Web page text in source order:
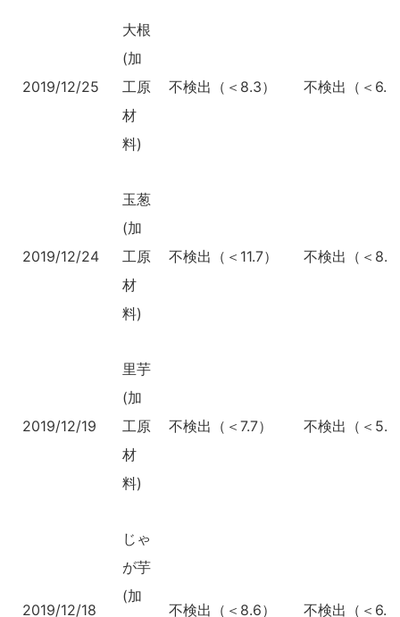
2019/12/25
大根
(加
工原
材
料)
不検出（＜8.3） 不検出（＜6.1
2019/12/24
玉葱
(加
工原
材
料)
不検出（＜11.7） 不検出（＜8.6
2019/12/19
里芋
(加
工原
材
料)
不検出（＜7.7） 不検出（＜5.7
2019/12/18
じゃ
が芋
(加
不検出（＜8.6） 不検出（＜6.2